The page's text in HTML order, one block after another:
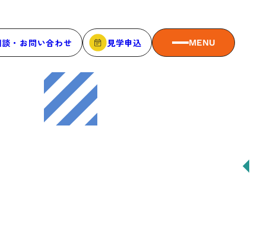
・お問い合わせ 見学申込 MENU
MEMBER
メンバーシップ